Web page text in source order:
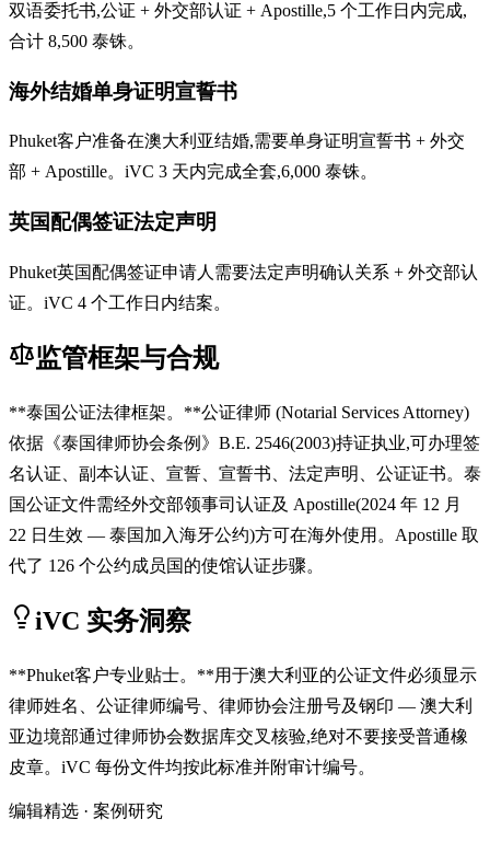
双语委托书,公证 + 外交部认证 + Apostille,5 个工作日内完成,
合计 8,500 泰铢。
海外结婚单身证明宣誓书
Phuket客户准备在澳大利亚结婚,需要单身证明宣誓书 + 外交
部 + Apostille。iVC 3 天内完成全套,6,000 泰铢。
英国配偶签证法定声明
Phuket英国配偶签证申请人需要法定声明确认关系 + 外交部认
证。iVC 4 个工作日内结案。
监管框架与合规
**泰国公证法律框架。**公证律师 (Notarial Services Attorney)
依据《泰国律师协会条例》B.E. 2546(2003)持证执业,可办理签
名认证、副本认证、宣誓、宣誓书、法定声明、公证证书。泰
国公证文件需经外交部领事司认证及 Apostille(2024 年 12 月
22 日生效 — 泰国加入海牙公约)方可在海外使用。Apostille 取
代了 126 个公约成员国的使馆认证步骤。
iVC 实务洞察
**Phuket客户专业贴士。**用于澳大利亚的公证文件必须显示
律师姓名、公证律师编号、律师协会注册号及钢印 — 澳大利
亚边境部通过律师协会数据库交叉核验,绝对不要接受普通橡
皮章。iVC 每份文件均按此标准并附审计编号。
编辑精选 · 案例研究